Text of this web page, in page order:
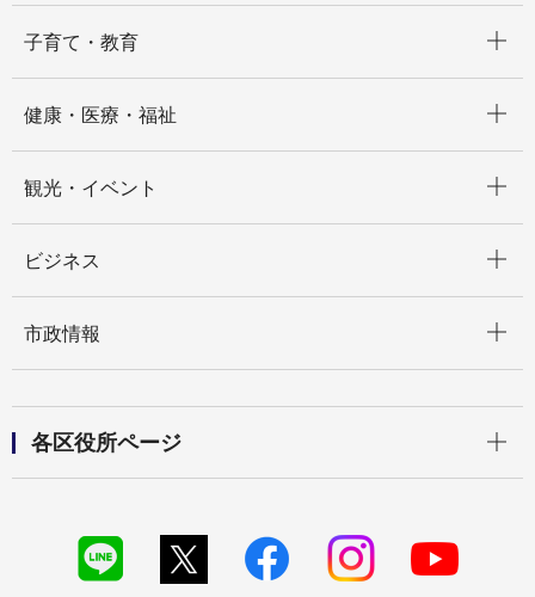
子育て・教育
健康・医療・福祉
観光・イベント
ビジネス
市政情報
各区役所ページ